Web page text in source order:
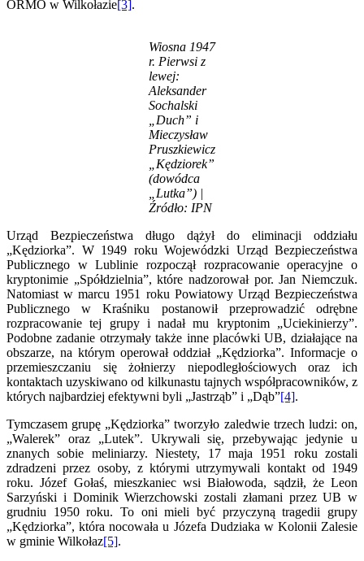
ORMO w Wilkołazie[3].
Wiosna 1947
r. Pierwsi z
lewej:
Aleksander
Sochalski
„Duch” i
Mieczysław
Pruszkiewicz
„Kędziorek”
(dowódca
„Lutka”) |
Źródło: IPN
Urząd Bezpieczeństwa długo dążył do eliminacji oddziału
„Kędziorka”. W 1949 roku Wojewódzki Urząd Bezpieczeństwa
Publicznego w Lublinie rozpoczął rozpracowanie operacyjne o
kryptonimie „Spółdzielnia”, które nadzorował por. Jan Niemczuk.
Natomiast w marcu 1951 roku Powiatowy Urząd Bezpieczeństwa
Publicznego w Kraśniku postanowił przeprowadzić odrębne
rozpracowanie tej grupy i nadał mu kryptonim „Uciekinierzy”.
Podobne zadanie otrzymały także inne placówki UB, działające na
obszarze, na którym operował oddział „Kędziorka”. Informacje o
przemieszczaniu się żołnierzy niepodległościowych oraz ich
kontaktach uzyskiwano od kilkunastu tajnych współpracowników, z
których najbardziej efektywni byli „Jastrząb” i „Dąb”[4].
Tymczasem grupę „Kędziorka” tworzyło zaledwie trzech ludzi: on,
„Walerek” oraz „Lutek”. Ukrywali się, przebywając jedynie u
znanych sobie meliniarzy. Niestety, 17 maja 1951 roku zostali
zdradzeni przez osoby, z którymi utrzymywali kontakt od 1949
roku. Józef Gołaś, mieszkaniec wsi Białowoda, sądził, że Leon
Sarzyński i Dominik Wierzchowski zostali złamani przez UB w
grudniu 1950 roku. To oni mieli być przyczyną tragedii grupy
„Kędziorka”, która nocowała u Józefa Dudziaka w Kolonii Zalesie
w gminie Wilkołaz[5].